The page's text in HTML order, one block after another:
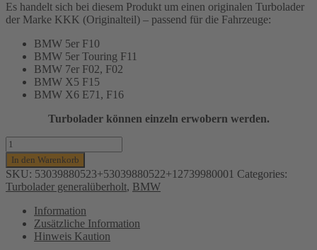
Es handelt sich bei diesem Produkt um einen originalen Turbolader
der Marke KKK (Originalteil) – passend für die Fahrzeuge:
BMW 5er F10
BMW 5er Touring F11
BMW 7er F02, F02
BMW X5 F15
BMW X6 E71, F16
Turbolader können einzeln erwobern werden.
TURBOLADER
KKK
SET
(KLEIN,
MITTEL,
GROß)
In den Warenkorb
SKU: 53039880523+53039880522+12739980001 Categories:
Turbolader generalüberholt, BMW
Information
Zusätzliche Information
Hinweis Kaution